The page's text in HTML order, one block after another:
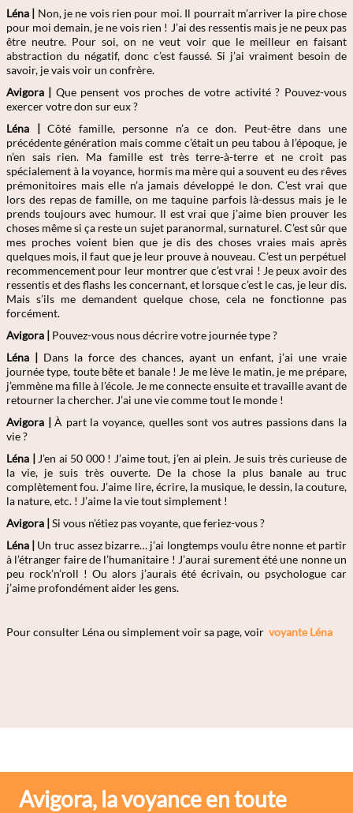
Léna | Non, je ne vois rien pour moi. Il pourrait m’arriver la pire chose
pour moi demain, je ne vois rien ! J’ai des ressentis mais je ne peux pas
être neutre. Pour soi, on ne veut voir que le meilleur en faisant
abstraction du négatif, donc c’est faussé. Si j’ai vraiment besoin de
savoir, je vais voir un confrère.
Avigora | Que pensent vos proches de votre activité ? Pouvez-vous
exercer votre don sur eux ?
Léna | Côté famille, personne n’a ce don. Peut-être dans une
précédente génération mais comme c’était un peu tabou à l’époque, je
n’en sais rien. Ma famille est très terre-à-terre et ne croit pas
spécialement à la voyance, hormis ma mère qui a souvent eu des rêves
prémonitoires mais elle n’a jamais développé le don. C’est vrai que
lors des repas de famille, on me taquine parfois là-dessus mais je le
prends toujours avec humour. Il est vrai que j’aime bien prouver les
choses même si ça reste un sujet paranormal, surnaturel. C’est sûr que
mes proches voient bien que je dis des choses vraies mais après
quelques mois, il faut que je leur prouve à nouveau. C’est un perpétuel
recommencement pour leur montrer que c’est vrai ! Je peux avoir des
ressentis et des flashs les concernant, et lorsque c’est le cas, je leur dis.
Mais s’ils me demandent quelque chose, cela ne fonctionne pas
forcément.
Avigora | Pouvez-vous nous décrire votre journée type ?
Léna | Dans la force des chances, ayant un enfant, j’ai une vraie
journée type, toute bête et banale ! Je me lève le matin, je me prépare,
j’emmène ma fille à l’école. Je me connecte ensuite et travaille avant de
retourner la chercher. J’ai une vie comme tout le monde !
Avigora |À part la voyance, quelles sont vos autres passions dans la
vie ?
Léna | J’en ai 50 000 ! J’aime tout, j’en ai plein. Je suis très curieuse de
la vie, je suis très ouverte. De la chose la plus banale au truc
complètement fou. J’aime lire, écrire, la musique, le dessin, la couture,
la nature, etc. ! J’aime la vie tout simplement !
Avigora | Si vous n’étiez pas voyante, que feriez-vous ?
Léna | Un truc assez bizarre… j’ai longtemps voulu être nonne et partir
à l’étranger faire de l’humanitaire ! J’aurai surement été une nonne un
peu rock’n’roll ! Ou alors j’aurais été écrivain, ou psychologue car
j’aime profondément aider les gens.
Pour consulter Lénaou simplement voir sa page, voir voyante Léna
Avigora, la voyance en toute